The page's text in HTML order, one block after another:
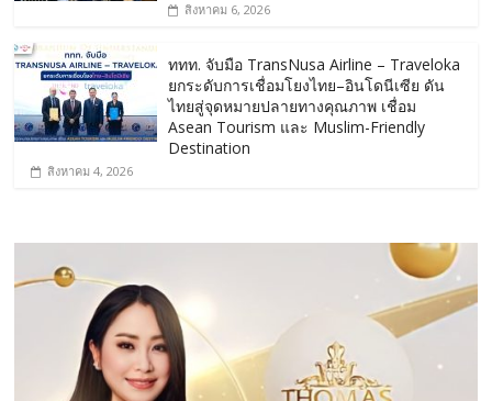
สิงหาคม 6, 2026
ททท. จับมือ TransNusa Airline – Traveloka
ยกระดับการเชื่อมโยงไทย–อินโดนีเซีย ดัน
ไทยสู่จุดหมายปลายทางคุณภาพ เชื่อม
Asean Tourism และ Muslim-Friendly
Destination
สิงหาคม 4, 2026